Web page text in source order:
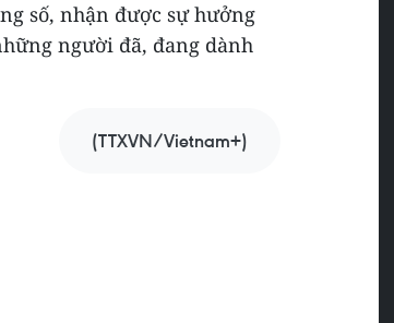
số, nhận được sự hưởng
người đã, đang dành
(TTXVN/Vietnam+)